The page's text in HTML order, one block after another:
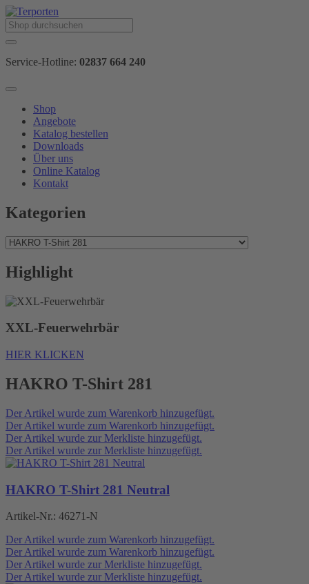
Service-Hotline: 02837 664 240
Shop
Angebote
Katalog bestellen
Downloads
Über uns
Online Katalog
Kontakt
Kategorien
Highlight
XXL-Feuerwehrbär
HIER KLICKEN
HAKRO T-Shirt 281
Der Artikel wurde zum Warenkorb hinzugefügt.
Der Artikel wurde zum Warenkorb hinzugefügt.
Der Artikel wurde zur Merkliste hinzugefügt.
Der Artikel wurde zur Merkliste hinzugefügt.
HAKRO T-Shirt 281 Neutral
Artikel-Nr.: 46271-N
Der Artikel wurde zum Warenkorb hinzugefügt.
Der Artikel wurde zum Warenkorb hinzugefügt.
Der Artikel wurde zur Merkliste hinzugefügt.
Der Artikel wurde zur Merkliste hinzugefügt.